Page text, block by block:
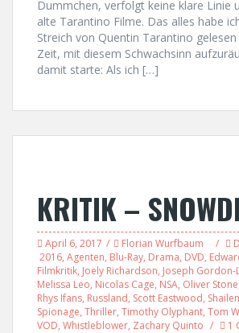
Dummchen, verfolgt keine klare Linie
alte Tarantino Filme. Das alles habe
Streich von Quentin Tarantino
Zeit, mit diesem Schwachsinn
damit starte: Als ich […]
KRITIK –
April 6, 2017 Florian Wurfbaum
2016, Agenten, Blu-Ray, Drama, DVD,
Filmkritik, Joely Richardson, Joseph Gordon-
Melissa Leo, Nicolas Cage, NSA, Oliver Stone
Rhys Ifans, Russland, Scott Eastwood,
Spionage, Thriller, Timothy Olyphant, Tom
VOD, Whistleblower, Zachary Quinto 1